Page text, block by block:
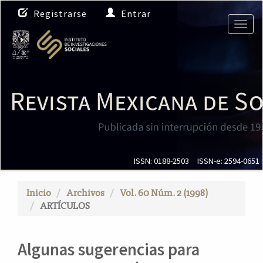
N
a
v
e
g
i
ó
n
c
C
Registrarse Entrar
ISSN: 0188-2503 ISSN-e: 2594-0651
Inicio Archivos
Vol. 60 Núm. 2 (1998)
ARTÍCULOS
Algunas sugerencias para